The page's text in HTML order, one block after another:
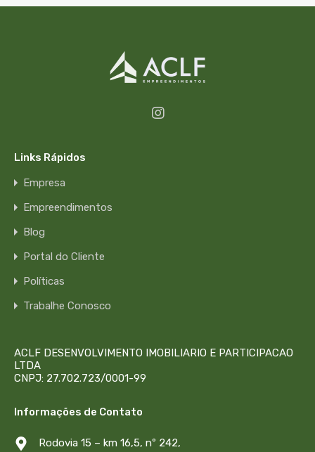
Links Rápidos
Empresa
Empreendimentos
Blog
Portal do Cliente
Políticas
Trabalhe Conosco
ACLF DESENVOLVIMENTO IMOBILIARIO E PARTICIPACAO
LTDA
CNPJ: 27.702.723/0001-99
Informações de Contato
Rodovia 15 – km 16,5, nº 242,